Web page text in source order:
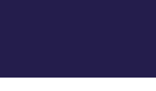
enden gibt es zusätzlich